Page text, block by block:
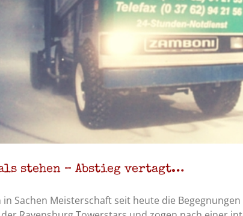
stehen – Abstieg vertagt…
in Sachen Meisterschaft seit heute die